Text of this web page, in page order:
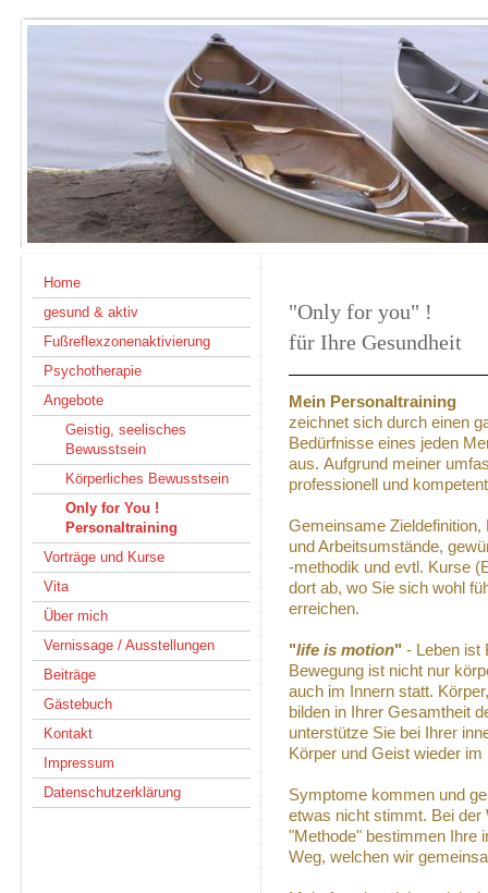
Home
gesund & aktiv
Fußreflexzonenaktivierung
Psychotherapie
Angebote
Geistig, seelisches
Bewusstsein
Körperliches Bewusstsein
Only for You !
Personaltraining
Vorträge und Kurse
Vita
Über mich
Vernissage / Ausstellungen
Beiträge
Gästebuch
Kontakt
Impressum
Datenschutzerklärung
"Only for
für Ihre Gesundheit
Mein Personaltraining
zeichnet sich durch einen
Bedürfnisse eines jeden
aus. Aufgrund meiner
professionell und
Gemeinsame
und Arbeitsumstände,
-methodik und evtl. Kurse
dort ab, wo Sie sich wohl
erreichen.
"life is motion" - Leben ist
Bewegung ist nicht nur
auch im Innern statt.
bilden in Ihrer Gesamtheit
unterstütze Sie bei Ihrer
Körper und Geist wieder im
Symptome kommen und
etwas nicht stimmt. Bei der
"Methode" bestimmen Ihre
Weg, welchen wir